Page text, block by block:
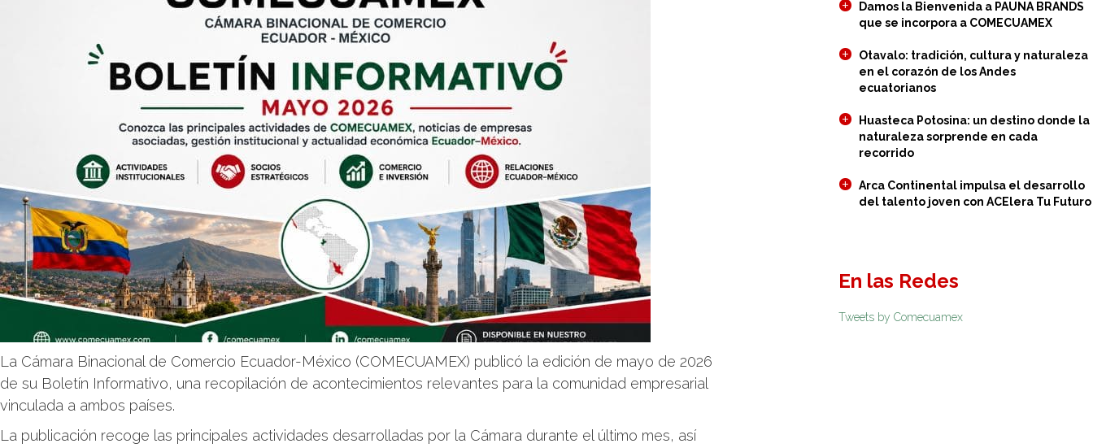
La Cámara Binacional de Comercio Ecuador-México (COMECUAMEX) publicó la edición de mayo de 2026
de su Boletín Informativo, una recopilación de acontecimientos relevantes para la comunidad empresarial
vinculada a ambos países.
La publicación recoge las principales actividades desarrolladas por la Cámara durante el último mes, así
Damos la Bienvenida a PAUNA BRANDS
que se incorpora a COMECUAMEX
Otavalo: tradición, cultura y naturaleza
en el corazón de los Andes
ecuatorianos
Huasteca Potosina: un destino donde la
naturaleza sorprende en cada
recorrido
Arca Continental impulsa el desarrollo
del talento joven con ACElera Tu Futuro
En las Redes
Tweets by Comecuamex